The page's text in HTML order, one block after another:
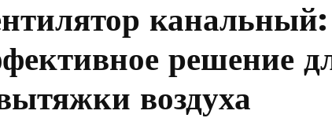
канальный:
решение
воздуха